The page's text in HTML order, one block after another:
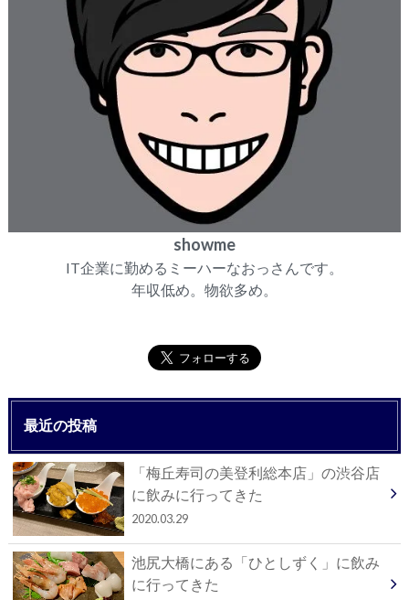
showme
IT企業に勤めるミーハーなおっさんです。
年収低め。物欲多め。
最近の投稿
「梅丘寿司の美登利総本店」の渋谷店
に飲みに行ってきた
2020.03.29
池尻大橋にある「ひとしずく」に飲み
に行ってきた